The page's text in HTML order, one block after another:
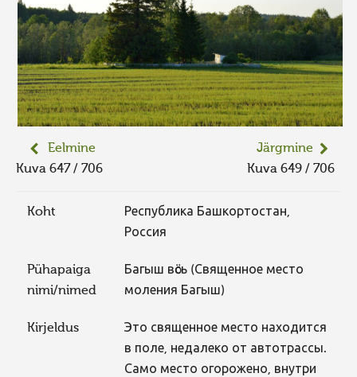
Kontakt
Eelmine
Kuva 647 / 706
Järgmine
Kuva 649 / 706
Koht
Республика Башкортостан,
Россия
Pühapaiga
nimi/nimed
Багыш вӧсь (Священное место
моления Багыш)
Kirjeldus
Это священное место находится
в поле, недалеко от автотрассы.
Само место огорожено, внутри